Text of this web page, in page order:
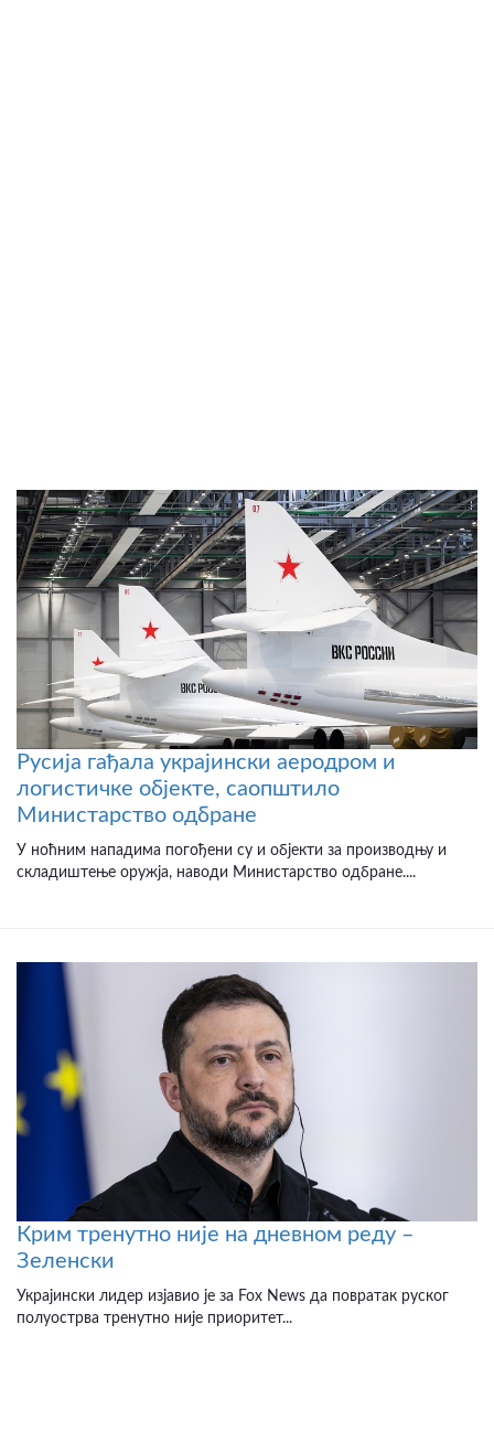
Русија гађала украјински аеродром и
логистичке објекте, саопштило
Министарство одбране
У ноћним нападима погођени су и објекти за производњу и
складиштење оружја, наводи Министарство одбране....
Крим тренутно није на дневном реду –
Зеленски
Украјински лидер изјавио је за Fox News да повратак руског
полуострва тренутно није приоритет...